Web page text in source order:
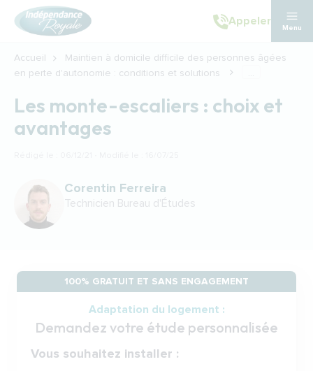
Aller au contenu principal
Appeler
Menu
Accueil
Maintien à domicile difficile des personnes âgées
en perte d'autonomie : conditions et solutions
...
Les monte-escaliers : choix et
avantages
Corentin Ferreira
Technicien Bureau d'Études
100% GRATUIT ET SANS ENGAGEMENT
Adaptation du logement :
Demandez votre étude personnalisée
Votre demande
Vous souhaitez installer :